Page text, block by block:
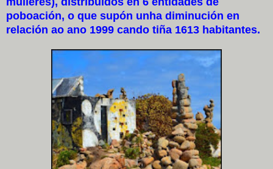
poboación, o que supón unha diminución en
relación ao ano 1999 cando tiña 1613 habitantes.